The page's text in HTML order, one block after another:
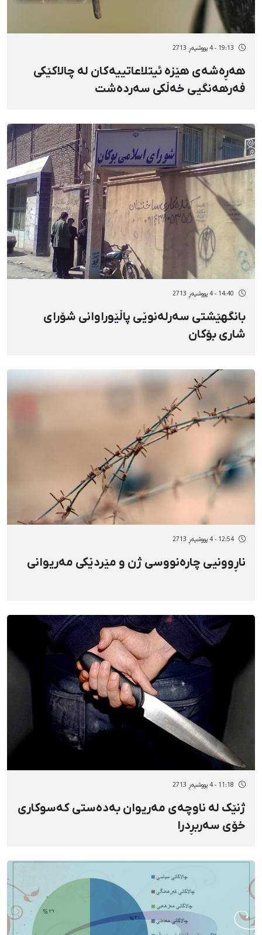
19:13 - 4 پووشپەڕ 2713
هەڕەشەی هێزە ئیتلاعاتییەکان لە چالاکێکی
فەرهەنگیی خەڵکی سەردەشت
14:40 - 4 پووشپەڕ 2713
بانگهێشتی سەرلەنوێی پاڵێوراوانی شۆرای
شاری بۆکان
12:54 - 4 پووشپەڕ 2713
ناڕوونیی چارەنووسی ژن و مێردێکی مەریوانی
11:18 - 4 پووشپەڕ 2713
ژنێک لە ناوچەی مەریوان بەدەستی کەسوکاری
خۆی سەربڕدرا